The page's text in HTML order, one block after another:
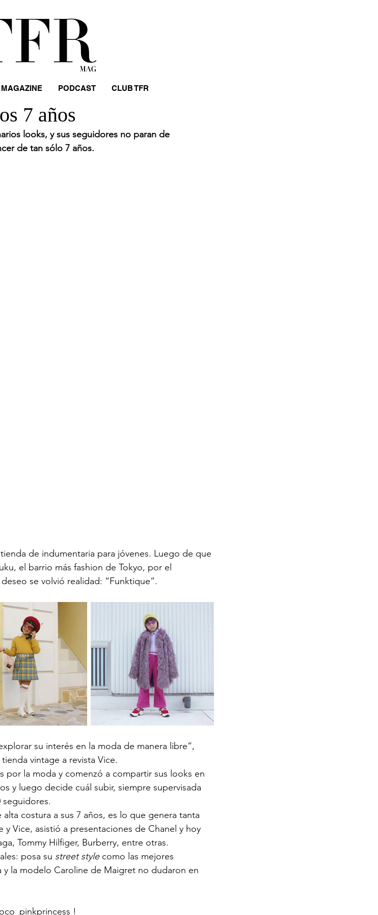
7 años
looks, y sus seguidores no paran de
de tan sólo 7 años.
de indumentaria para jóvenes. Luego de que
el barrio más fashion de Tokyo, por el
se volvió realidad: “Funktique”.
su interés en la moda de manera libre”,
vintage a revista Vice.
la moda y comenzó a compartir sus looks en
y luego decide cuál subir, siempre supervisada
seguidores.
costura a sus 7 años, es lo que genera tanta
y Vice, asistió a presentaciones de Chanel y hoy
Tommy Hilfiger, Burberry, entre otras.
posa su street style como las mejores
y la modelo Caroline de Maigret no dudaron en
!
MAGAZINE PODCAST CLUB TFR